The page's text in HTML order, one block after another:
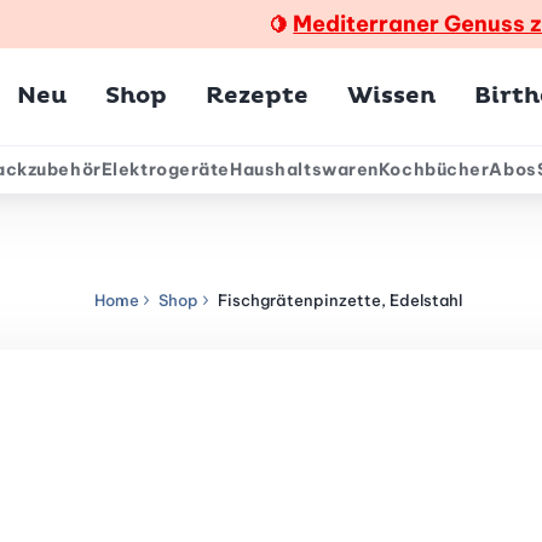
🍋 Mediterraner Genuss
Neu Shop Rezepte Wissen
ElektrogeräteHaushaltswarenKochbücherAbos
Home Shop Fischgrätenpinzette, Edelstahl